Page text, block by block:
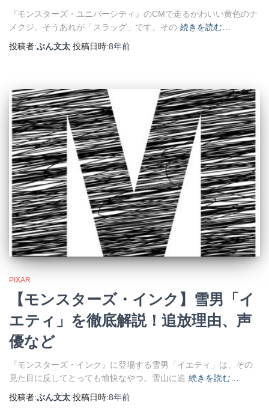
『モンスターズ・ユニバーシティ』のCMで走るかわいい黄色のナ
メクジ。そうあれが「スラッグ」です。その 続きを読む…
投稿者:ぶん文太 投稿日時:8年前
PIXAR
【モンスターズ・インク】雪男「イ
エティ」を徹底解説！追放理由、声
優など
『モンスターズ・インク』に登場する雪男「イエティ」は、その
見た目に反してとっても愉快なやつ。雪山に追 続きを読む…
投稿者:ぶん文太 投稿日時:8年前